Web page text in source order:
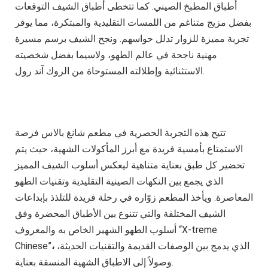
أطباق المطبخ الصيني. كما تتخطى أطباق الشيف التوقعات
بفضل مزيج متناغم من اللمسات التقليدية والمبتكرة، مما يوفر
تجربة مميزة للزوار تدلل حواسهم. ونجح الشيف برسم مسيرة
مهنية ناجحة في عالم الطهو، ولاسيما بفضل شخصيته
الاستثنائية وإطلالته المستوحاة من الروك آند رول.
تتيح هذه التجربة الحصرية في مطعم شانغ بالاس فرصة
الاستمتاع بأمسية فريدة مع أبرز المأكولات الشهية، حيث يتم
تحضير كل طبق بعناية متناهية ليعكس أسلوب الشيف المميز
الذي يجمع بين النكهات الصينية التقليدية وتقنيات الطهو
المعاصرة. ويأخذ المطعم زوّاره في رحلة فريدة للتلذذ بإبداعات
الشيف المختلفة والتي تتنوع بين الأطباق المحضرة وفق
أسلوب الطهو الشهير الخاص به والمعروف “X-treme
Chinese”،
وصولاً إلى الاطباق الشهية المنسقة بعناية.